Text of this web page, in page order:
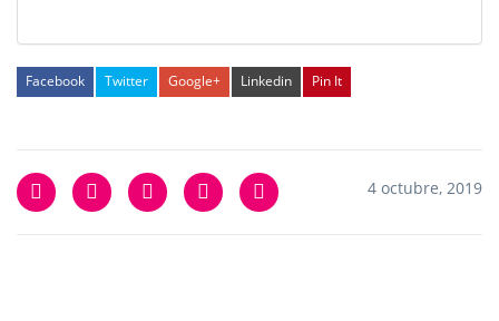
Facebook Twitter Google+ Linkedin Pin It
4 octubre, 2019